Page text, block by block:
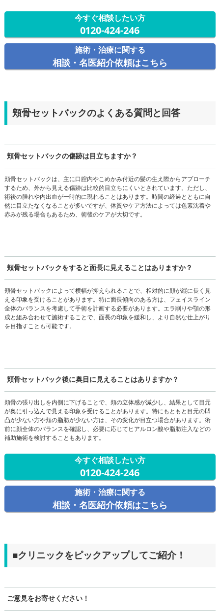
今すぐ相談したい方
0120-424-246
施術・治療に関する
相談・名医紹介依頼はこちら
頬骨セットバックのよくある質問と回答
頬骨セットバックの傷跡は目立ちますか？
頬骨セットバックは、主に口腔内やこめかみ付近の髪の生え際からアプローチ
するため、外から見える傷跡は比較的目立ちにくいとされています。ただし、
術後の腫れや内出血が一時的に現れることはあります。時間の経過とともに自
然に目立たなくなることが多いですが、体質やケア方法によっては色素沈着や
赤みが残る場合もあるため、術後のケアが大切です。
頬骨セットバックをすると面長に見えることはありますか？
頬骨セットバックによって横幅が抑えられることで、相対的に顔が縦に長く見
える印象を受けることがあります。特に面長傾向のある方は、フェイスライン
全体のバランスを考慮して手術を計画する必要があります。エラ削りや顎の形
成と組み合わせて施術することで、面長の印象を緩和し、より自然な仕上がり
を目指すことも可能です。
頬骨セットバック後に奥目に見えることはありますか？
頬骨の張り出しを内側に下げることで、頬の立体感が減少し、結果として目元
が奥に引っ込んで見える印象を受けることがあります。特にもともと目元の凹
凸が少ない方や頬の脂肪が少ない方は、その変化が目立つ場合があります。術
前に顔全体のバランスを確認し、必要に応じてヒアルロン酸や脂肪注入などの
補助施術を検討することもあります。
今すぐ相談したい方
0120-424-246
施術・治療に関する
相談・名医紹介依頼はこちら
■クリニックをピックアップしてご紹介！
ご意見をお寄せください！